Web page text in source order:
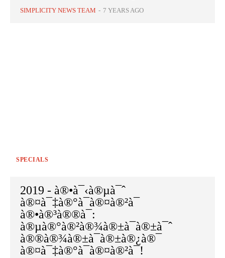
SIMPLICITY NEWS TEAM - 7 YEARS AGO
SPECIALS
2019 - à®•à¯‹à®µà¯ˆ
à®¤à¯‡à®°à¯à®¤à®²à¯
à®•à®³à®®à¯:
à®µà®°à®²à®¾à®±à¯à®±à¯ˆ
à®®à®¾à®±à¯à®±à®¿à®¯
à®¤à¯‡à®°à¯à®¤à®²à¯!